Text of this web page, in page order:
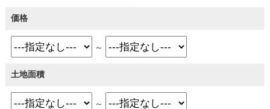
価格
～
土地面積
～